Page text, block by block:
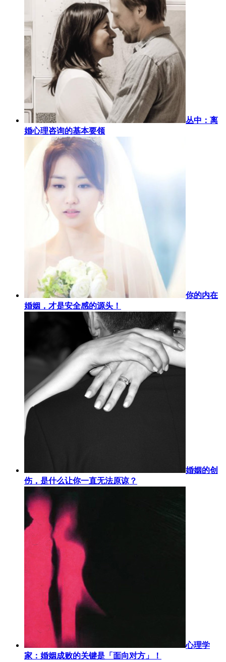
丛中：离
婚心理咨询的基本要领
你的内在
婚姻，才是安全感的源头！
婚姻的创
伤，是什么让你一直无法原谅？
心理学
家：婚姻成败的关键是「面向对方」！